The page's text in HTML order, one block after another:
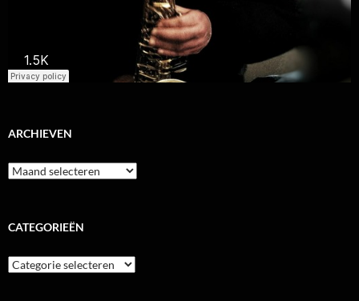
ARCHIEVEN
Archieven
CATEGORIEËN
Categorieën